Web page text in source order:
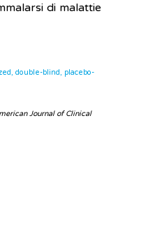
di malattie
double-blind, placebo-
Journal of Clinical